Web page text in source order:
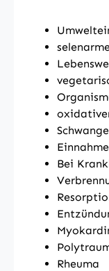
Bei
Rheuma